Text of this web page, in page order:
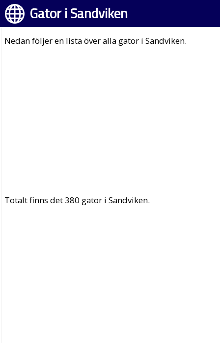
Gator i Sandviken
Nedan följer en lista över alla gator i Sandviken.
Totalt finns det 380 gator i Sandviken.